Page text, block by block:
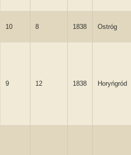
10 8 1838 Ostróg
9 12 1838 Horyńgród